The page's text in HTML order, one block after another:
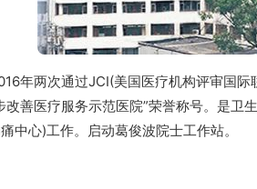
年两次通过JCI(美国医疗机构评审国
改善医疗服务示范医院”荣誉称号。是
中心)工作。启动葛俊波院士工作站。